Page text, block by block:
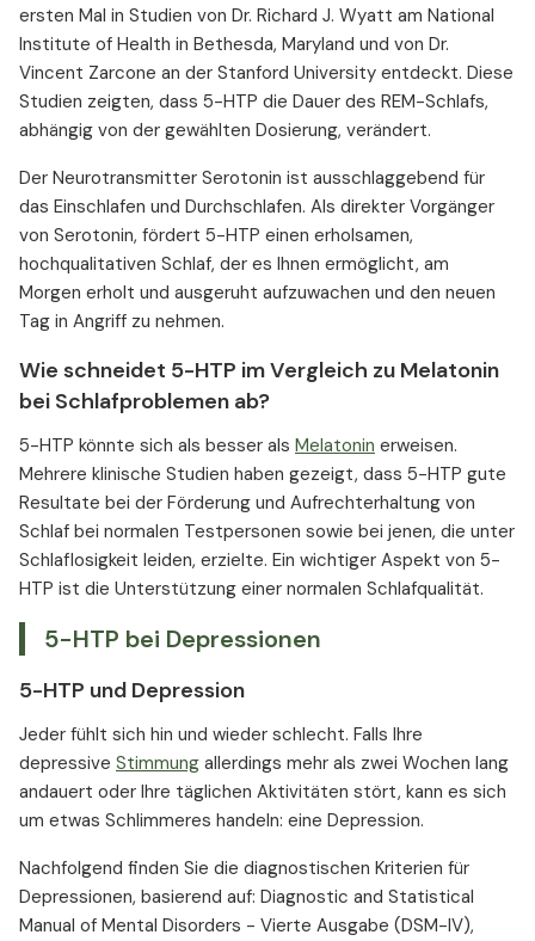
ersten Mal in Studien von Dr. Richard J. Wyatt am National
Institute of Health in Bethesda, Maryland und von Dr.
Vincent Zarcone an der Stanford University entdeckt. Diese
Studien zeigten, dass 5-HTP die Dauer des REM-Schlafs,
abhängig von der gewählten Dosierung, verändert.
Der Neurotransmitter Serotonin ist ausschlaggebend für
das Einschlafen und Durchschlafen. Als direkter Vorgänger
von Serotonin, fördert 5-HTP einen erholsamen,
hochqualitativen Schlaf, der es Ihnen ermöglicht, am
Morgen erholt und ausgeruht aufzuwachen und den neuen
Tag in Angriff zu nehmen.
Wie schneidet 5-HTP im Vergleich zu Melatonin
bei Schlafproblemen ab?
5-HTP könnte sich als besser als Melatonin erweisen.
Mehrere klinische Studien haben gezeigt, dass 5-HTP gute
Resultate bei der Förderung und Aufrechterhaltung von
Schlaf bei normalen Testpersonen sowie bei jenen, die unter
Schlaflosigkeit leiden, erzielte. Ein wichtiger Aspekt von 5-
HTP ist die Unterstützung einer normalen Schlafqualität.
5-HTP bei Depressionen
5-HTP und Depression
Jeder fühlt sich hin und wieder schlecht. Falls Ihre
depressive Stimmung allerdings mehr als zwei Wochen lang
andauert oder Ihre täglichen Aktivitäten stört, kann es sich
um etwas Schlimmeres handeln: eine Depression.
Nachfolgend finden Sie die diagnostischen Kriterien für
Depressionen, basierend auf: Diagnostic and Statistical
Manual of Mental Disorders - Vierte Ausgabe (DSM-IV),